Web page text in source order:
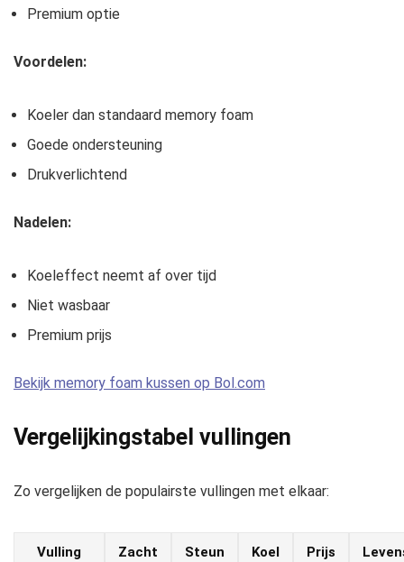
Premium optie
Voordelen:
Koeler dan standaard memory foam
Goede ondersteuning
Drukverlichtend
Nadelen:
Koeleffect neemt af over tijd
Niet wasbaar
Premium prijs
Bekijk memory foam kussen op Bol.com
Vergelijkingstabel vullingen
Zo vergelijken de populairste vullingen met elkaar:
Vulling Zacht Steun Koel Prijs